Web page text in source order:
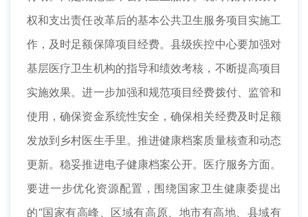
权和支出责任改革后的基本公共卫生服务项目实施工
作，及时足额保障项目经费。县级疾控中心要加强对
基层医疗卫生机构的指导和绩效考核，不断提高项目
实施效果。进一步加强和规范项目经费拨付、监管和
使用，确保资金系统性安全，确保相关经费及时足额
发放到乡村医生手里。推进健康档案质量核查和动态
更新。稳妥推进电子健康档案公开。医疗服务方面。
要进一步优化资源配置，围绕国家卫生健康委提出
的“国家有高峰、区域有高原、地市有高地、县域有